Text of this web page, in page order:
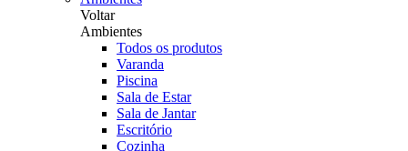
Voltar
Ambientes
Todos os produtos
Varanda
Piscina
Sala de Estar
Sala de Jantar
Escritório
Cozinha